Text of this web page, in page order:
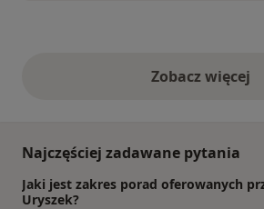
Zobacz więcej
opinie
Najczęściej zadawane pytania
Jaki jest zakres porad oferowanych
Uryszek?